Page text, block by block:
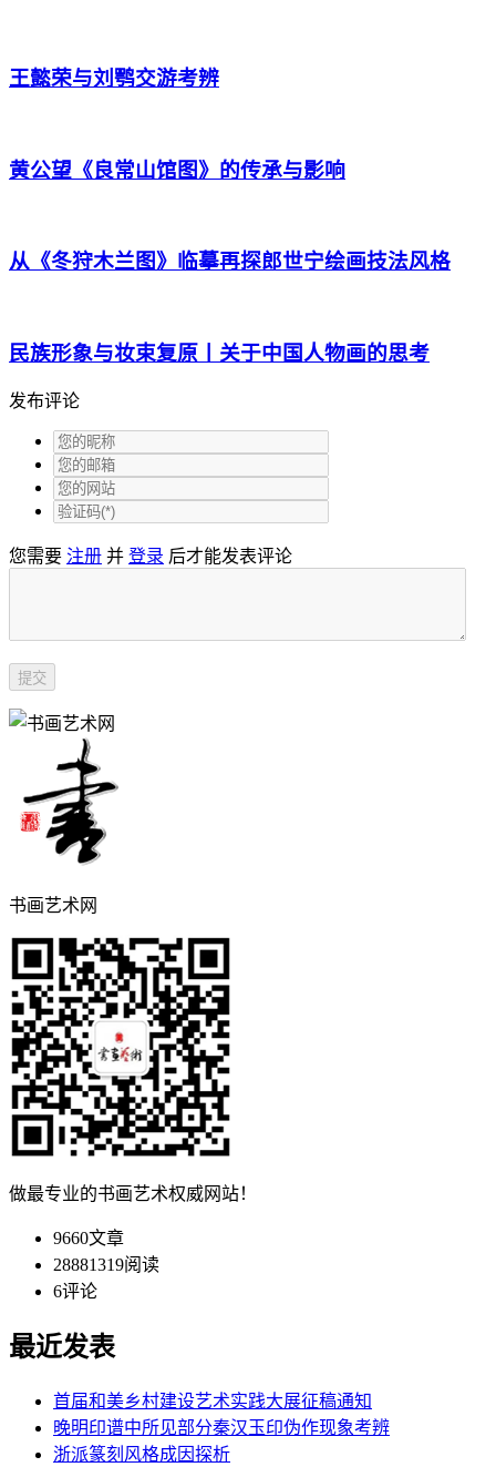
王懿荣与刘鹗交游考辨
黄公望《良常山馆图》的传承与影响
从《冬狩木兰图》临摹再探郎世宁绘画技法风格
民族形象与妆束复原丨关于中国人物画的思考
发布评论
您需要 注册 并 登录 后才能发表评论
书画艺术网
做最专业的书画艺术权威网站！
9660文章
28881319阅读
6评论
最近发表
首届和美乡村建设艺术实践大展征稿通知
晚明印谱中所见部分秦汉玉印伪作现象考辨
浙派篆刻风格成因探析